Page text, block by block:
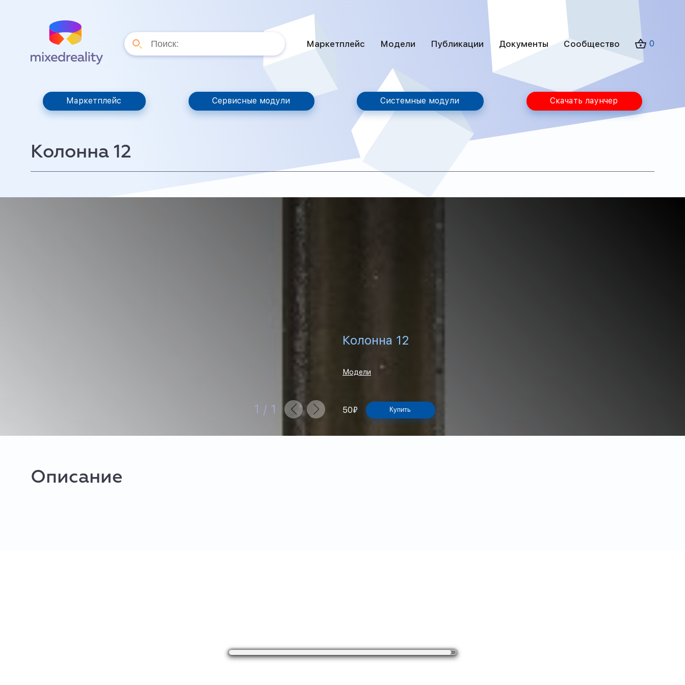
Маркетплейс Модели Публикации Документы Сообщество 0
Маркетплейс Сервисные модули Системные модули Скачать лаунчер
Колонна 12
1 / 1
Колонна 12
Модели
50₽ Купить
Описание